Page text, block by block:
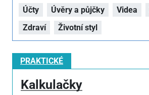
Účty
Úvěry a půjčky Videa
Zdraví
Životní styl
PRAKTICKÉ
Kalkulačky